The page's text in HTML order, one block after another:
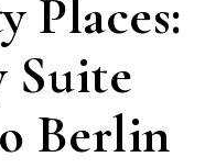
Places:
Suite
Berlin